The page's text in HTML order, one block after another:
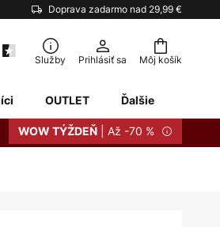
Doprava zadarmo nad 29,99 €
Môj košík
Služby Prihlásiť sa
OUTLET Ďalšie
WOW TÝŽDEŇ | Až -70 %